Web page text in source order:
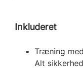
Inkluderet
Træning
Alt